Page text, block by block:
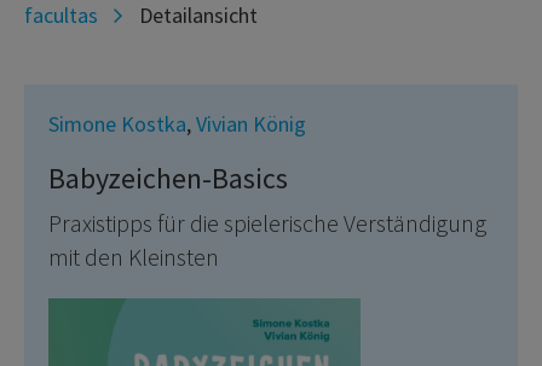
facultas Detailansicht
Simone Kostka,Vivian König
Babyzeichen-Basics
Praxistipps für die spielerische Verständigung
mit den Kleinsten